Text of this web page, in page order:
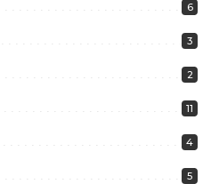
6
3
2
11
4
5